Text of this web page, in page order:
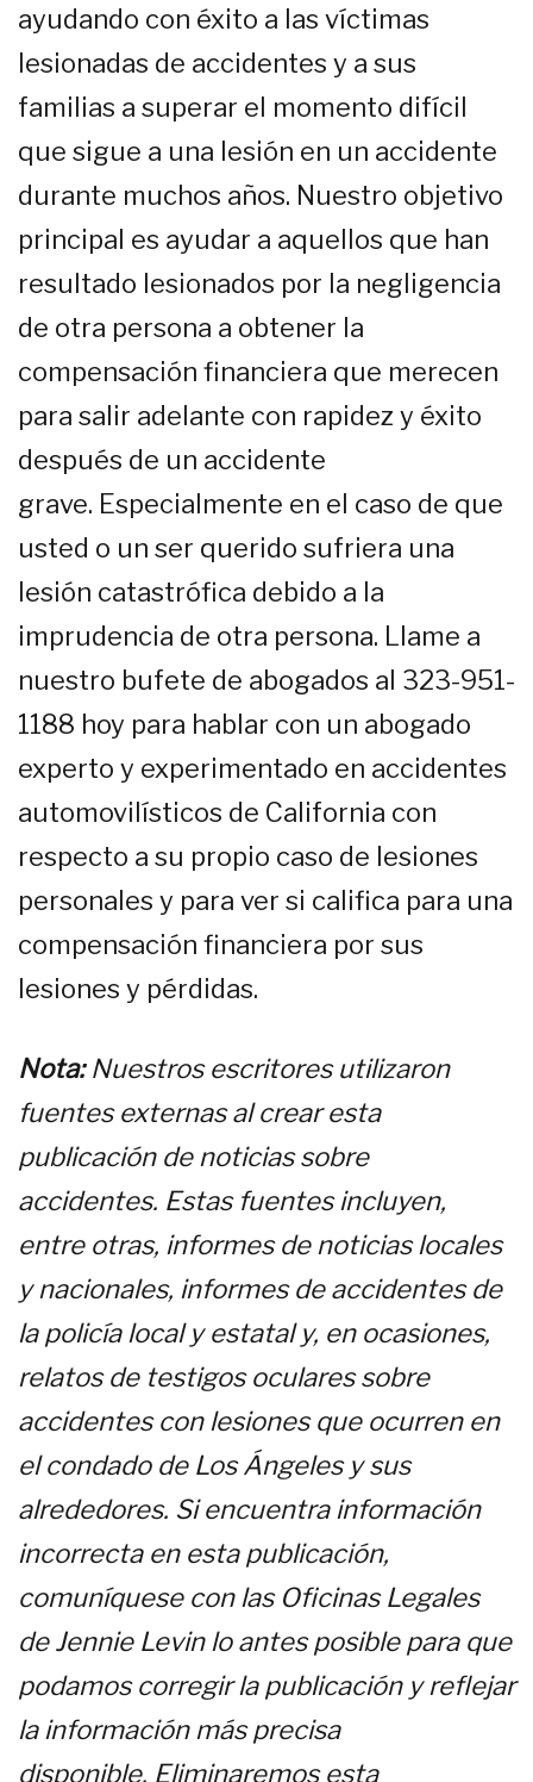
ayudando con éxito a las víctimas
lesionadas de accidentes y a sus
familias a superar el momento difícil
que sigue a una lesión en un accidente
durante muchos años. Nuestro objetivo
principal es ayudar a aquellos que han
resultado lesionados por la negligencia
de otra persona a obtener la
compensación financiera que merecen
para salir adelante con rapidez y éxito
después de un accidente
grave. Especialmente en el caso de que
usted o un ser querido sufriera una
lesión catastrófica debido a la
imprudencia de otra persona. Llame a
nuestro bufete de abogados al 323-951-
1188 hoy para hablar con un abogado
experto y experimentado en accidentes
automovilísticos de California con
respecto a su propio caso de lesiones
personales y para ver si califica para una
compensación financiera por sus
lesiones y pérdidas.
Nota:Nuestros escritores utilizaron
fuentes externas al crear esta
publicación de noticias sobre
accidentes. Estas fuentes incluyen,
entre otras, informes de noticias locales
y nacionales, informes de accidentes de
la policía local y estatal y, en ocasiones,
relatos de testigos oculares sobre
accidentes con lesiones que ocurren en
el condado de Los Ángeles y sus
alrededores. Si encuentra información
incorrecta en esta publicación,
comuníquese con las Oficinas Legales
de Jennie Levin lo antes posible para que
podamos corregir la publicación y reflejar
la información más precisa
disponible. Eliminaremos esta